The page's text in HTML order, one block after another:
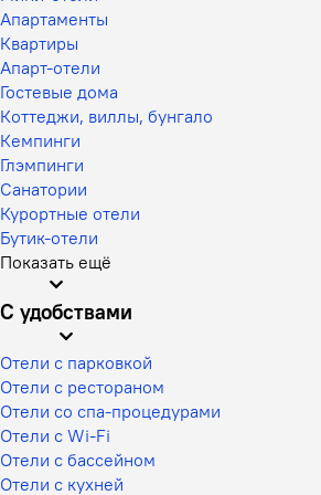
Апартаменты
Квартиры
Апарт-отели
Гостевые дома
Коттеджи, виллы, бунгало
Кемпинги
Глэмпинги
Санатории
Курортные отели
Бутик-отели
Показать ещё
С удобствами
Отели с парковкой
Отели с рестораном
Отели со спа-процедурами
Отели с Wi-Fi
Отели с бассейном
Отели с кухней